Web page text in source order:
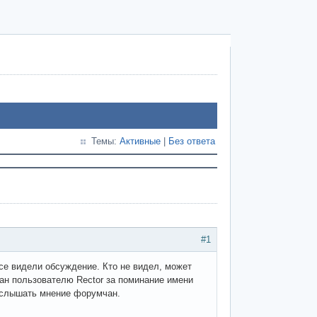
Темы: Активные Без ответа
#1
видели обсуждение. Кто не видел, может
пользователю Rector за поминание имени
мнение форумчан.